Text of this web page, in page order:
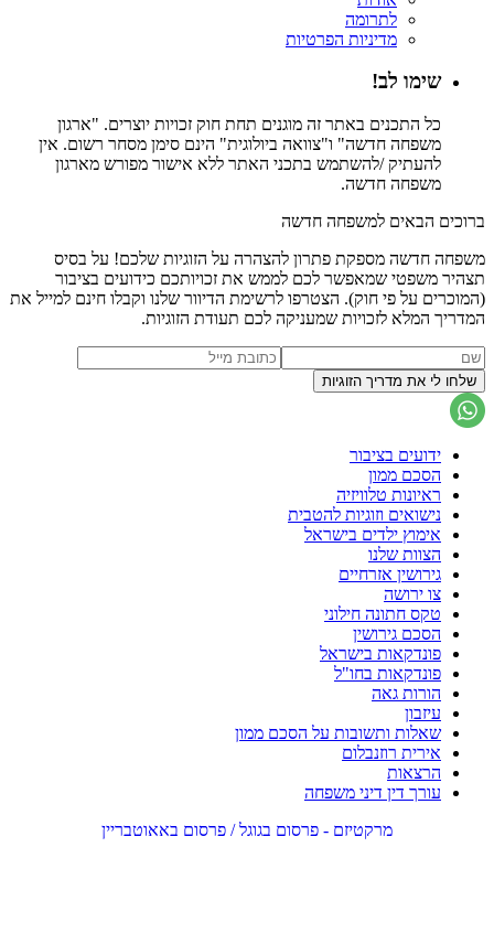
לתרומה
מדיניות הפרטיות
שימו לב!
כל התכנים באתר זה מוגנים תחת חוק זכויות יוצרים. "ארגון
משפחה חדשה" ו"צוואה ביולוגית" הינם סימן מסחר רשום. אין
להעתיק /להשתמש בתכני האתר ללא אישור מפורש מארגון
משפחה חדשה.
ברוכים הבאים למשפחה חדשה
משפחה חדשה מספקת פתרון להצהרה על הזוגיות שלכם! על בסיס
תצהיר משפטי שמאפשר לכם לממש את זכויותכם כידועים בציבור
(המוכרים על פי חוק). הצטרפו לרשימת הדיוור שלנו וקבלו חינם למייל את
המדריך המלא לזכויות שמעניקה לכם תעודת הזוגיות.
ידועים בציבור
הסכם ממון
ראיונות טלוויזיה
נישואים וזוגיות להטבית
אימוץ ילדים בישראל
הצוות שלנו
גירושין אזרחיים
צו ירושה
טקס חתונה חילוני
הסכם גירושין
פונדקאות בישראל
פונדקאות בחו"ל
הורות גאה
עיזבון
שאלות ותשובות על הסכם ממון
אירית רוזנבלום
הרצאות
עורך דין דיני משפחה
מרקטיזם - פרסום בגוגל / פרסום באאוטבריין